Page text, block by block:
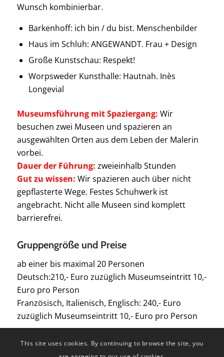
Wunsch kombinierbar.
Barkenhoff: ich bin / du bist. Menschenbilder
Haus im Schluh: ANGEWANDT. Frau + Design
Große Kunstschau: Respekt!
Worpsweder Kunsthalle: Hautnah. Inès
Longevial
Museumsführung mit Spaziergang: Wir
besuchen zwei Museen und spazieren an
ausgewählten Orten aus dem Leben der Malerin
vorbei.
Dauer der Führung: zweieinhalb Stunden
Gut zu wissen: Wir spazieren auch über nicht
gepflasterte Wege. Festes Schuhwerk ist
angebracht. Nicht alle Museen sind komplett
barrierefrei.
Gruppengröße und Preise
ab einer bis maximal 20 Personen
Deutsch:210,- Euro zuzüglich Museumseintritt 10,-
Euro pro Person
Französisch, Italienisch, Englisch: 240,- Euro
zuzüglich Museumseintritt 10,- Euro pro Person
This site uses cookies. By continuing to browse the site, you